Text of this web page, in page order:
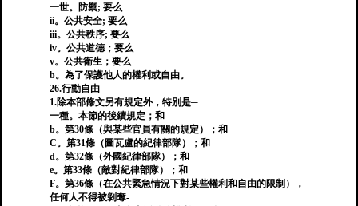
一世。防禦; 要么
ii。公共安全; 要么
iii。公共秩序; 要么
iv。公共道德；要么
v。公共衛生；要么
b。為了保護他人的權利或自由。
26.行動自由
1.除本部條文另有規定外，特別是─
一種。本節的後續規定；和
b。第30條（與某些官員有關的規定）；和
C。第31條（圖瓦盧的紀律部隊）；和
d。第32條（外國紀律部隊）；和
e。第33條（敵對紀律部隊）；和
F。第36條（在公共緊急情況下對某些權利和自由的限制），
任何人不得被剝奪-